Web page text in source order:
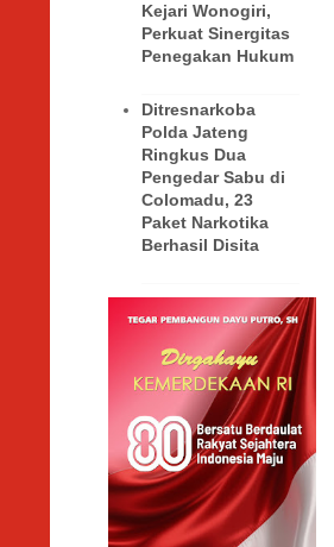
Kejari Wonogiri,
Perkuat Sinergitas
Penegakan Hukum
Ditresnarkoba
Polda Jateng
Ringkus Dua
Pengedar Sabu di
Colomadu, 23
Paket Narkotika
Berhasil Disita